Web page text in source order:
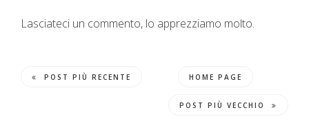
Lasciateci un commento, lo apprezziamo molto.
POST PIÙ RECENTE HOME PAGE
POST PIÙ VECCHIO